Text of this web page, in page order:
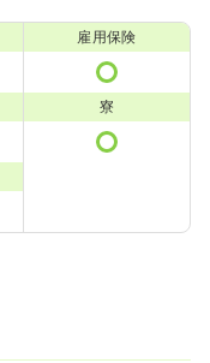
雇用保険
寮